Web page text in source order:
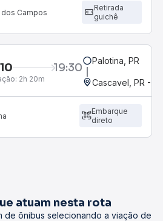
Campos
Retirada
guichê
19:30
2h 20m
Palotina, PR
Cascavel, PR -
Embarque
direto
atuam nesta rota
de ônibus selecionando a viação de